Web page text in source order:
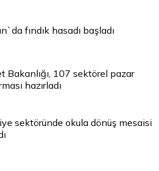
fındık hasadı başladı
Bakanlığı, 107 sektörel pazar
hazırladı
sektöründe okula dönüş mesaisi